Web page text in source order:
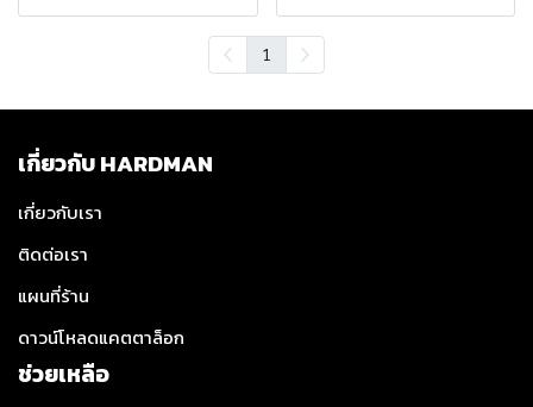
1
เกี่ยวกับ HARDMAN
เกี่ยวกับเรา
ติดต่อเรา
แผนที่ร้าน
ดาวน์โหลดแคตตาล็อก
ช่วยเหลือ